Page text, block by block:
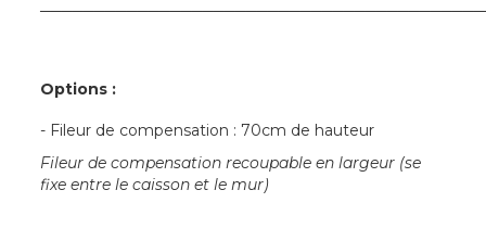
Options :
- Fileur de compensation : 70cm de hauteur
Fileur de compensation recoupable en largeur (se
fixe entre le caisson et le mur)